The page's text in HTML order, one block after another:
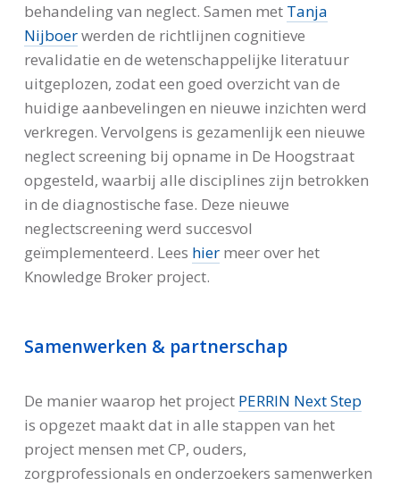
behandeling van neglect. Samen met Tanja
Nijboerwerden de richtlijnen cognitieve
revalidatie en de wetenschappelijke literatuur
uitgeplozen, zodat een goed overzicht van de
huidige aanbevelingen en nieuwe inzichten werd
verkregen. Vervolgens is gezamenlijk een nieuwe
neglect screening bij opname in De Hoogstraat
opgesteld, waarbij alle disciplines zijn betrokken
in de diagnostische fase. Deze nieuwe
neglectscreening werd succesvol
geïmplementeerd. Lees hiermeer over het
Knowledge Broker project.
Samenwerken & partnerschap
De manier waarop het project PERRIN Next Step
is opgezet maakt dat in alle stappen van het
project mensen met CP, ouders,
zorgprofessionals en onderzoekers samenwerken